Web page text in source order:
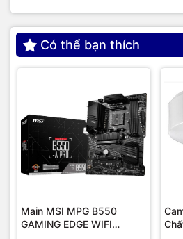
Có thể bạn thích
Main MSI MPG B550
GAMING EDGE WIFI